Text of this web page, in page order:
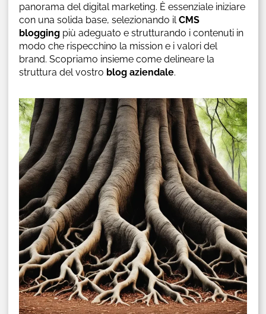
panorama del digital marketing. È essenziale iniziare
con una solida base, selezionando il CMS
bloggingpiù adeguato e strutturando i contenuti in
modo che rispecchino la mission e i valori del
brand. Scopriamo insieme come delineare la
struttura del vostro blog aziendale.